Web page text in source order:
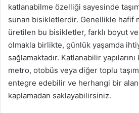
katlanabilme özelliği sayesinde
sunan bisikletlerdir. Genellikle hafif
üretilen bu bisikletler, farklı boyut
olmakla birlikte, günlük yaşamda
sağlamaktadır. Katlanabilir
metro, otobüs veya diğer toplu
entegre edebilir ve herhangi bir
kaplamadan saklayabilirsiniz.